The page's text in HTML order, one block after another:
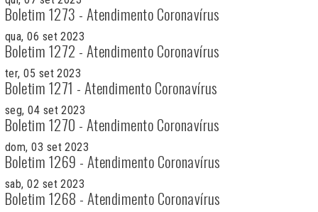
Boletim 1273 - Atendimento Coronavírus
qua, 06 set 2023
Boletim 1272 - Atendimento Coronavírus
ter, 05 set 2023
Boletim 1271 - Atendimento Coronavírus
seg, 04 set 2023
Boletim 1270 - Atendimento Coronavírus
dom, 03 set 2023
Boletim 1269 - Atendimento Coronavírus
sab, 02 set 2023
Boletim 1268 - Atendimento Coronavírus